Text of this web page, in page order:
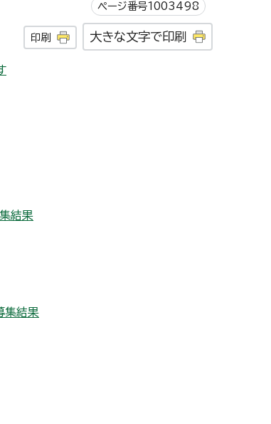
ページ番号1003498
印刷 大きな文字で印刷
結果
集結果